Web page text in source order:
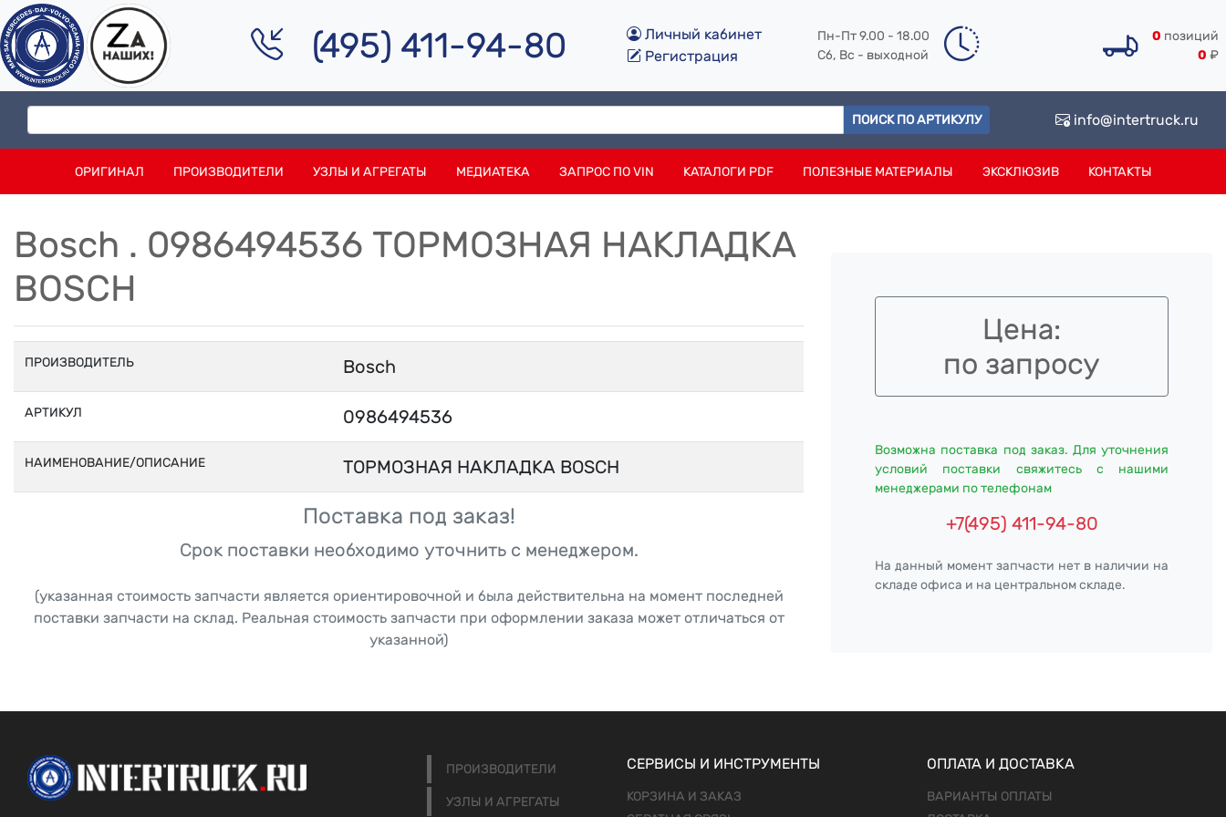
(495) 411-94-80
Личный кабинет
Регистрация
Пн-Пт 9.00 - 18.00
Сб, Вс - выходной
0 позиций
0 ₽
ПОИСК ПО АРТИКУЛУ info@intertruck.ru
ОРИГИНАЛ ПРОИЗВОДИТЕЛИ УЗЛЫ И АГРЕГАТЫ МЕДИАТЕКА ЗАПРОС ПО VIN КАТАЛОГИ PDF ПОЛЕЗНЫЕ МАТЕРИАЛЫ ЭКСКЛЮЗИВ КОНТАКТЫ
Bosch . 0986494536 ТОРМОЗНАЯ НАКЛАДКА
BOSCH
ПРОИЗВОДИТЕЛЬ Bosch
АРТИКУЛ 0986494536
НАИМЕНОВАНИЕ/ОПИСАНИЕ ТОРМОЗНАЯ НАКЛАДКА BOSCH
Поставка под заказ!
Срок поставки необходимо уточнить с менеджером.
(указанная стоимость запчасти является ориентировочной и была действительна на момент последней
поставки запчасти на склад. Реальная стоимость запчасти при оформлении заказа может отличаться от
указанной)
Цена:
по запросу
Возможна поставка под заказ. Для уточнения
условий поставки свяжитесь с нашими
менеджерами по телефонам
+7(495) 411-94-80
На данный момент запчасти нет в наличии на
складе офиса и на центральном складе.
ПРОИЗВОДИТЕЛИ
УЗЛЫ И АГРЕГАТЫ
СЕРВИСЫ И ИНСТРУМЕНТЫ
КОРЗИНА И ЗАКАЗ
ОПЛАТА И ДОСТАВКА
ВАРИАНТЫ ОПЛАТЫ